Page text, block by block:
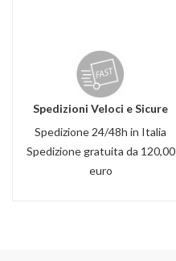
Spedizioni Veloci e Sicure
Spedizione 24/48h in Italia
Spedizione gratuita da 120,00
euro